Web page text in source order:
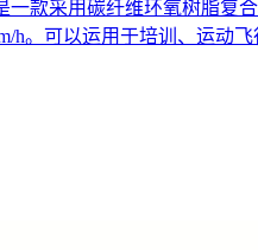
一款采用碳纤维环氧树脂复
h。可以运用于培训、运动